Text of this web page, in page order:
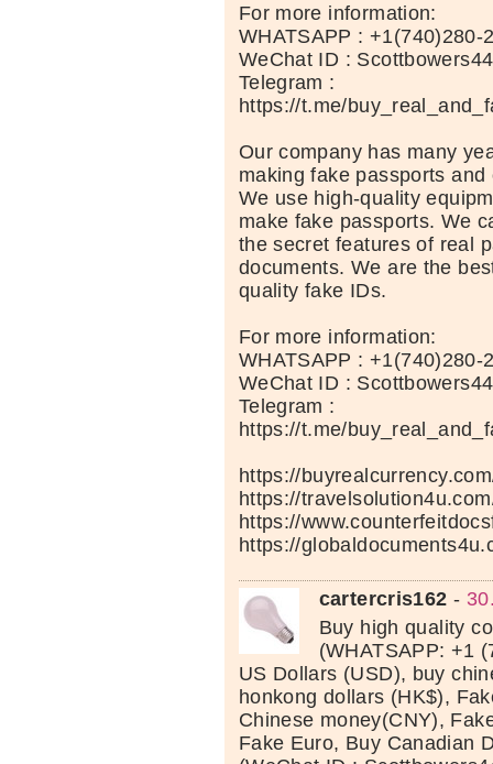
For more information:
WHATSAPP : +1(740)280-
WeChat ID : Scottbowers44
Telegram :
https://t.me/
Our company has many
making fake passports
We use high-quality
make fake passports. We
the secret features of real
documents. We are the
quality fake IDs.
For more information:
WHATSAPP : +1(740)280-
WeChat ID : Scottbowers44
Telegram :
https://t.me/
https://
https://
https://
https://
cartercris162 -
Buy high quality
(WHATSAPP: +1
US Dollars (USD), buy
honkong dollars (HK$),
Chinese money(CNY),
Fake Euro, Buy Canadian